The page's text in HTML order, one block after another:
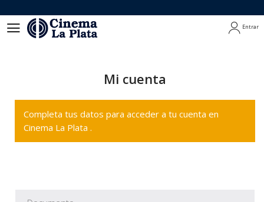
Entrar
Mi cuenta
Completa tus datos para acceder a tu cuenta en
Cinema La Plata .